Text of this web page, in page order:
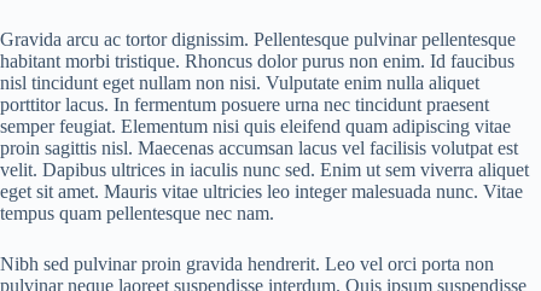
Gravida arcu ac tortor dignissim. Pellentesque pulvinar pellentesque
habitant morbi tristique. Rhoncus dolor purus non enim. Id faucibus
nisl tincidunt eget nullam non nisi. Vulputate enim nulla aliquet
porttitor lacus. In fermentum posuere urna nec tincidunt praesent
semper feugiat. Elementum nisi quis eleifend quam adipiscing vitae
proin sagittis nisl. Maecenas accumsan lacus vel facilisis volutpat est
velit. Dapibus ultrices in iaculis nunc sed. Enim ut sem viverra aliquet
eget sit amet. Mauris vitae ultricies leo integer malesuada nunc. Vitae
tempus quam pellentesque nec nam.
Nibh sed pulvinar proin gravida hendrerit. Leo vel orci porta non
pulvinar neque laoreet suspendisse interdum. Quis ipsum suspendisse